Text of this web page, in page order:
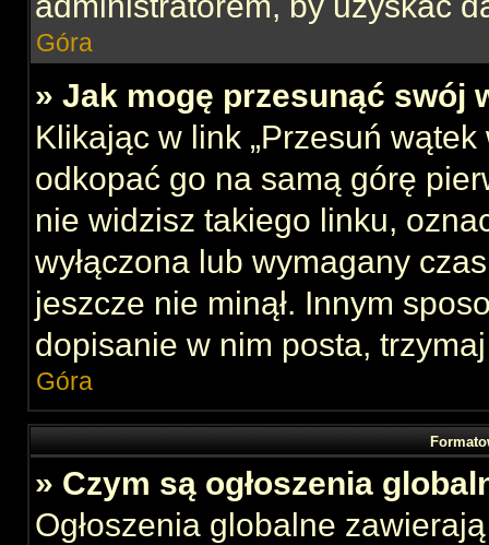
Góra
» Jak mogę przesunąć swój
Klikając w link „Przesuń
odkopać go na samą górę
nie widzisz takiego linku,
wyłączona lub wymagany
jeszcze nie minął. Innym
dopisanie w nim posta,
Góra
» Czym są ogłoszenia
Ogłoszenia globalne